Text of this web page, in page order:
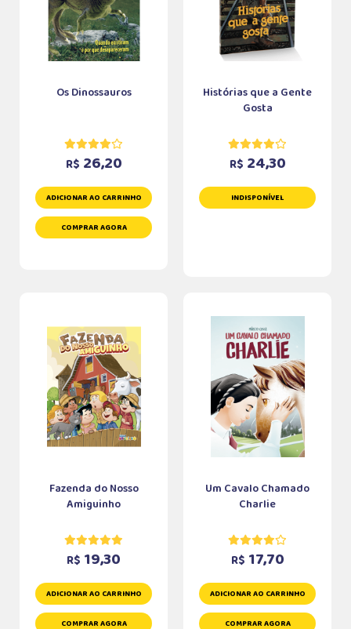
Os Dinossauros
R$ 26,20
ADICIONAR AO CARRINHO
COMPRAR AGORA
Histórias que a Gente
Gosta
R$ 24,30
INDISPONÍVEL
Fazenda do Nosso
Amiguinho
R$ 19,30
ADICIONAR AO CARRINHO
COMPRAR AGORA
Um Cavalo Chamado
Charlie
R$ 17,70
ADICIONAR AO CARRINHO
COMPRAR AGORA